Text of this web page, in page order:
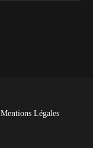
Mentions Légales